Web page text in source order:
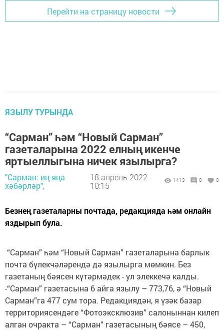
Перейти на страницу новости
ЯЗЫЛУ ТУРЫНДА
“Сарман” һәм “Новый Сарман”
газеталарына 2022 елның икенче
яртыеллыгына ничек язылырга?
"Сарман: иң яңа
хәбәрләр",
18 апрель 2022 -
10:15
1413 0 0
Безнең газеталарны почтада, редакцияда һәм онлайн
яздырып була.
“Сарман” һәм “Новый Сарман” газеталарына барлык
почта бүлекчәләрендә дә язылырга мөмкин. Без
газетаның бәясен күтәрмәдек - ул элеккечә калды.
-“Сарман” газетасына 6 айга язылу – 773,76, ә “Новый
Сарман”га 477 сум тора. Редакциядән, я үзәк базар
территориясендәге “Фотоэксклюзив” салоныннан килеп
алган очракта – “Сарман” газетасының бәясе – 450,